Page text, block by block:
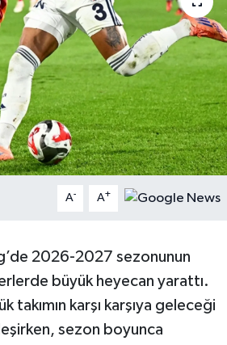
A- A+
2026-2027 sezonunun
büyük heyecan yarattı.
takımın karşı karşıya geleceği
sezon boyunca